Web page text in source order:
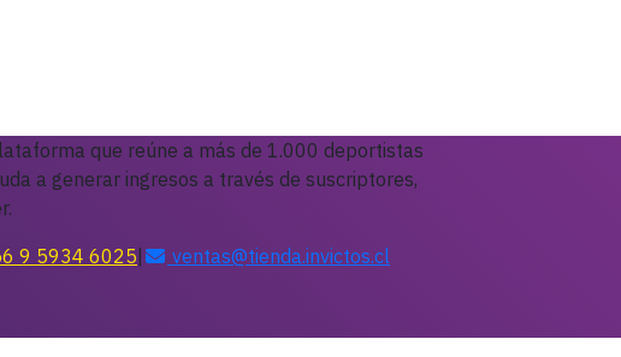
que reúne a más de 1.000 deportistas
a generar ingresos a través de suscriptores,
9 5934 6025| ventas@tienda.invictos.cl